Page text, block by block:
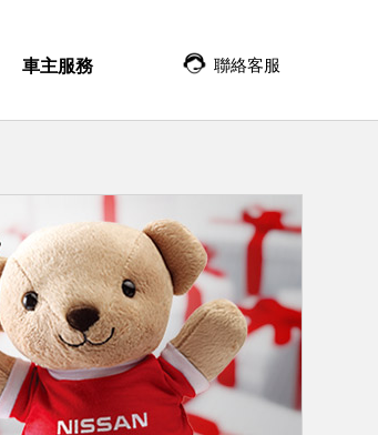
車主服務 聯絡客服